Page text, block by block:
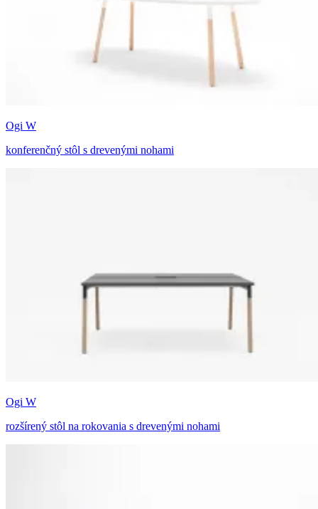
Ogi W
konferenčný stôl s drevenými nohami
Ogi W
rozšírený stôl na rokovania s drevenými nohami